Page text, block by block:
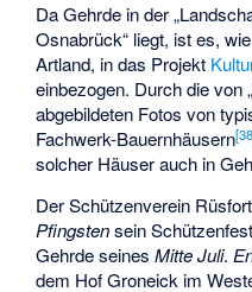
Da Gehrde in der
Osnabrück“ liegt, ist es,
Artland, in das Projekt
einbezogen. Durch die von
abgebildeten Fotos von
Fachwerk-Bauernhäusern[
solcher Häuser auch in
Der Schützenverein
Pfingstensein
Gehrde seinesMitte Juli.
dem Hof Groneick im